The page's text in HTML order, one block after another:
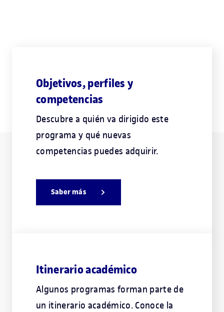
Objetivos, perfiles y
competencias
Descubre a quién va dirigido este
programa y qué nuevas
competencias puedes adquirir.
Saber más
Itinerario académico
Algunos programas forman parte de
un itinerario académico. Conoce la